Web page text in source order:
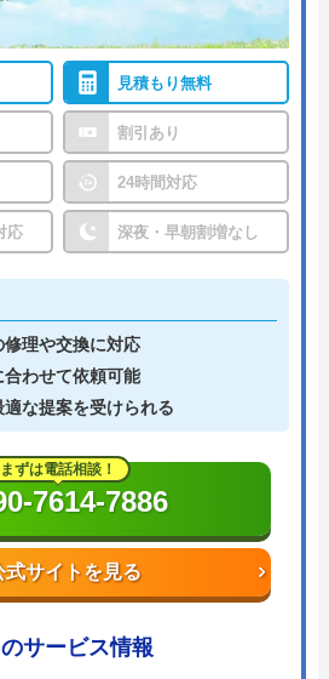
見積もり無料
割引あり
24時間対応
応 深夜・早朝割増なし
理や交換に対応
わせて依頼可能
な提案を受けられる
式サイトを見る
まずは電話相談！
7614-7886
サービス情報